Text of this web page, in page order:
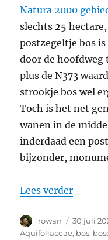
Natura 2000
slechts 25
postzegeltje bos
door de hoofdweg
plus de N373
strookje bos wel
Toch is het net
wanen in de
inderdaad een
bijzonder,
Lees verder
Auteur
rowan
op
30 juli
Aquifoliaceae, bos,